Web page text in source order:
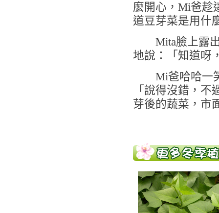
麼開心，Mi爸趁
道豆芽菜是用什
Mita臉上露出
地說：「知道呀
Mi爸哈哈一笑
「說得沒錯，
芽後的蔬菜，市